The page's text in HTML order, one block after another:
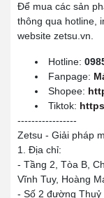
Để mua các sản
thông qua hotline,
website zetsu.vn.
Hotline:
Fanpage:
Shopee:
Tiktok:
-----------------
Zetsu - Giải pháp
1. Địa chỉ:
- Tầng 2, Tòa B,
Vĩnh Tuy, Hoàng
- Số 2 đường